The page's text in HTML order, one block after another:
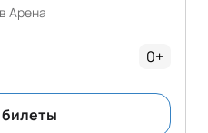
Арена
0+
билеты